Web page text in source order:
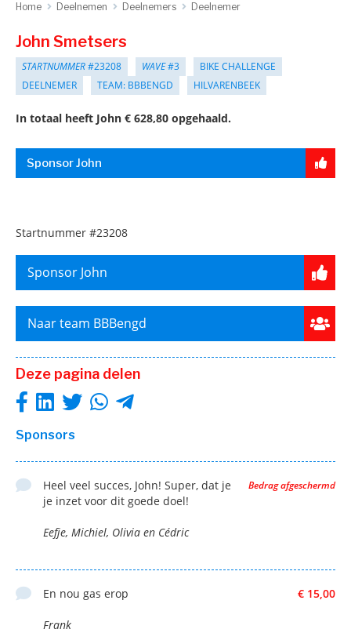
Home Deelnemen Deelnemers Deelnemer
John Smetsers
STARTNUMMER#23208 WAVE#3
BIKE CHALLENGE
DEELNEMER
TEAM: BBBENGD HILVARENBEEK
In totaal heeft John € 628,80 opgehaald.
Sponsor John
Startnummer #23208
Sponsor John
Naar team BBBengd
Deze pagina delen
Sponsors
Bedrag afgeschermd
Heel veel succes, John! Super, dat je
je inzet voor dit goede doel!
Eefje, Michiel, Olivia en Cédric
€ 15,00
En nou gas erop
Frank